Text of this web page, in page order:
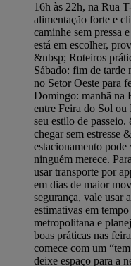
16h às 22h, na Rua
alimentação forte e
caminhe sem pressa
está em escolher,
&nbsp; Roteiros
Sábado: fim de tarde
no Setor Oeste para
Domingo: manhã na
entre Feira do Sol
seu estilo de
chegar sem estresse
estacionamento
ninguém merece.
usar transporte por
em dias de maior
segurança, vale usar
estimativas em
metropolitana e
boas práticas nas
comece com um
deixe espaço para a